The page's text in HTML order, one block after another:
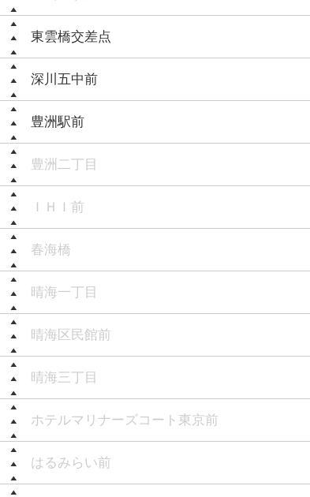
東雲橋交差点
深川五中前
豊洲駅前
豊洲二丁目
ＩＨＩ前
春海橋
晴海一丁目
晴海区民館前
晴海三丁目
ホテルマリナーズコート東京前
はるみらい前